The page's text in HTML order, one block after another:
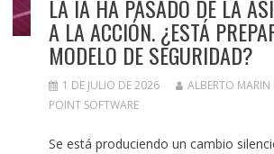
LA IA HA PASADO DE LA
A LA ACCIÓN. ¿ESTÁ
MODELO DE SEGURIDAD?
1 DE JULIO DE 2026 ALBERTO MARIN
POINT SOFTWARE
Se está produciendo un cambio